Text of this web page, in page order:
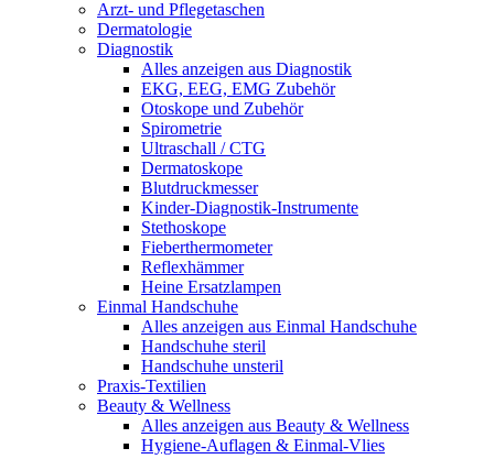
Arzt- und Pflegetaschen
Dermatologie
Diagnostik
Alles anzeigen aus Diagnostik
EKG, EEG, EMG Zubehör
Otoskope und Zubehör
Spirometrie
Ultraschall / CTG
Dermatoskope
Blutdruckmesser
Kinder-Diagnostik-Instrumente
Stethoskope
Fieberthermometer
Reflexhämmer
Heine Ersatzlampen
Einmal Handschuhe
Alles anzeigen aus Einmal Handschuhe
Handschuhe steril
Handschuhe unsteril
Praxis-Textilien
Beauty & Wellness
Alles anzeigen aus Beauty & Wellness
Hygiene-Auflagen & Einmal-Vlies